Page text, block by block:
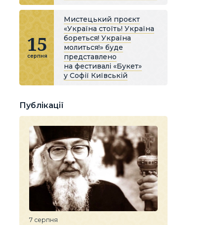
15
серпня
Мистецький проєкт
«Україна стоїть! Україна
бореться! Україна
молиться!» буде
представлено
на фестивалі «Букет»
у Софії Київській
Публікації
7 серпня